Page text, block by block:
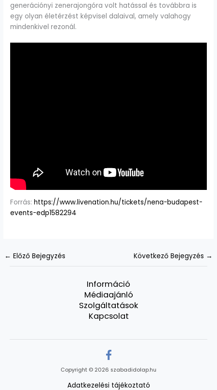
generációnyi zenerajongóra volt hatással és továbbra is
egy olyan életérzést képvisel dalaival, amely valahogy
mindenkivel rezonál.
Forrás:https://www.livenation.hu/tickets/nena-budapest-
events-edp1582294
← Előző Bejegyzés Következő Bejegyzés →
Információ
Médiaajánló
Szolgáltatások
Kapcsolat
Copyright © 2026 szabadidolap.hu
Adatkezelési tájékoztató